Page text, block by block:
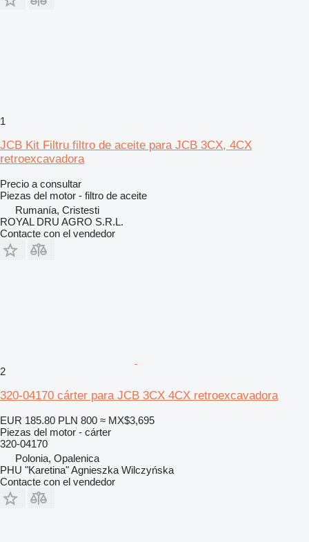
1
JCB Kit Filtru filtro de aceite para JCB 3CX, 4CX
retroexcavadora
Precio a consultar
Piezas del motor - filtro de aceite
Rumanía, Cristesti
ROYAL DRU AGRO S.R.L.
Contacte con el vendedor
2
320-04170 cárter para JCB 3CX 4CX retroexcavadora
EUR 185.80 PLN 800 ≈ MX$3,695
Piezas del motor - cárter
320-04170
Polonia, Opalenica
PHU "Karetina" Agnieszka Wilczyńska
Contacte con el vendedor